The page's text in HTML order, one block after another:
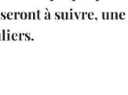
à suivre, une